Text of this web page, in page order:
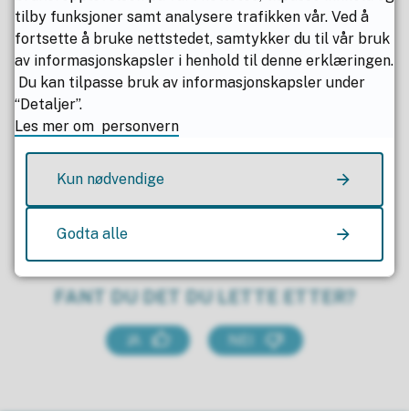
Publisert av Sigfinn Andersen
Sist endret
FANT DU DET DU LETTE ETTER?
JA NEI
tilby funksjoner samt analysere trafikken vår. Ved å
fortsette å bruke nettstedet, samtykker du til vår bruk
av informasjonskapsler i henhold til denne erklæringen.
Du kan tilpasse bruk av informasjonskapsler under
“Detaljer”.
Les mer om personvern
Kun nødvendige
Godta alle